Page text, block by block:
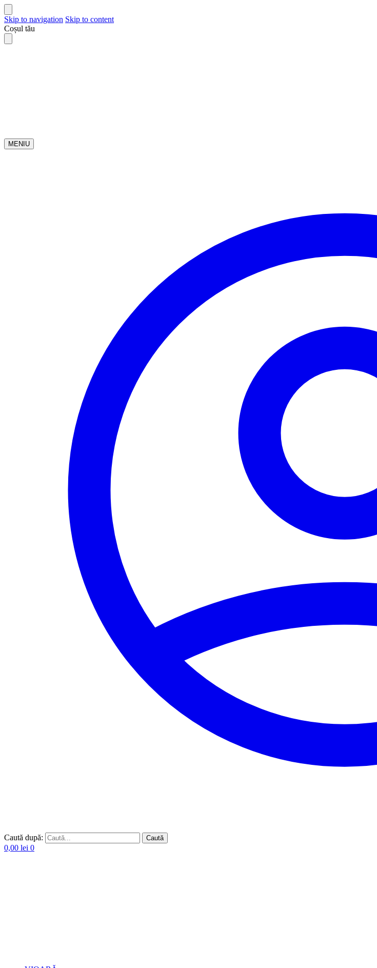
Skip to navigation Skip to content
Coșul tău
MENIU
Caută după: Caută
0,00 lei 0